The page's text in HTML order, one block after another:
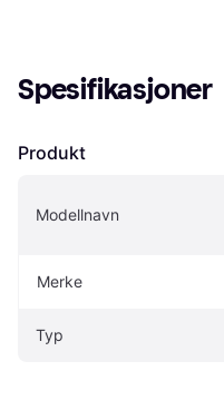
Spesifikasjoner
Produkt
Modellnavn
Merke
Typ